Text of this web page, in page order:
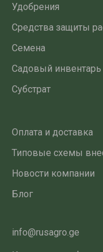
Удобрения
Средства защиты
Семена
Садовый инвентарь
Субстрат
Оплата и доставка
Типовые схемы
Новости компании
Блог
info@rusagro.ge